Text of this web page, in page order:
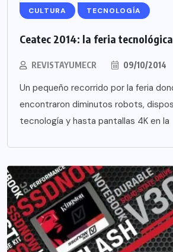
CULTURA TECNOLOGÍA
Ceatec 2014: la feria
REVISTAYUMECR 09/10/2014
Un pequeño recorrido por la feria
encontraron diminutos robots,
tecnología y hasta pantallas 4K en la